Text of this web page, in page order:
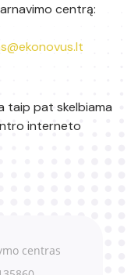
centrą:
taip pat skelbiama
interneto
centras